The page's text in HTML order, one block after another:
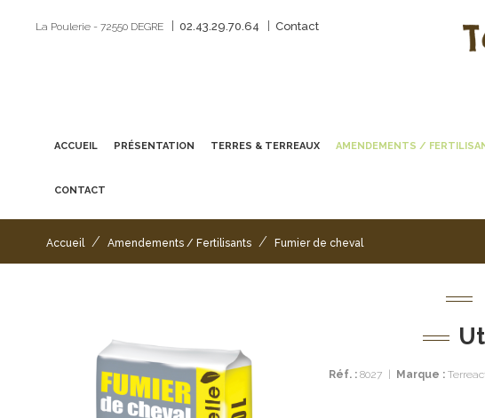
La Poulerie - 72550 DEGRE 02.43.29.70.64 Contact
ACCUEIL PRÉSENTATION TERRES & TERREAUX AMENDEMENTS /
CONTACT
Accueil / Amendements / Fertilisants / Fumier de cheval
Réf. : 8027 Marque :